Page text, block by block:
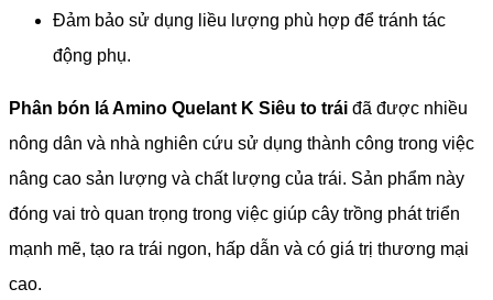
Đảm bảo sử dụng liều lượng phù hợp để tránh tác
động phụ.
Phân bón lá Amino Quelant K Siêu to trái đã được nhiều
nông dân và nhà nghiên cứu sử dụng thành công trong việc
nâng cao sản lượng và chất lượng của trái. Sản phẩm này
đóng vai trò quan trọng trong việc giúp cây trồng phát triển
mạnh mẽ, tạo ra trái ngon, hấp dẫn và có giá trị thương mại
cao.